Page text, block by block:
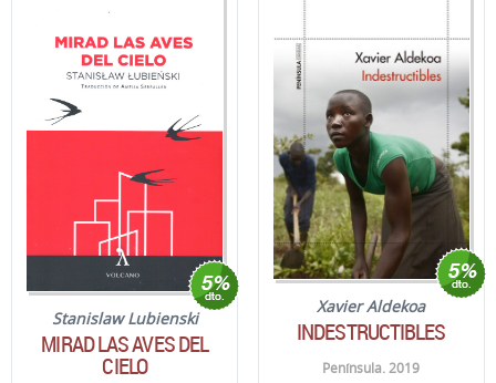
Stanislaw Lubienski
MIRAD LAS AVES DEL
CIELO
Xavier Aldekoa
INDESTRUCTIBLES
Península. 2019